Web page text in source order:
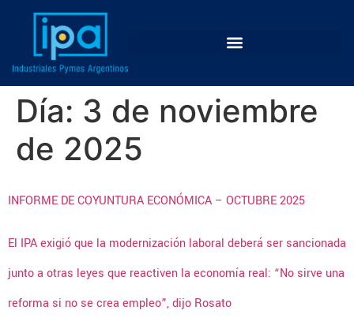
Día: 3 de noviembre
de 2025
INFORME DE COYUNTURA ECONÓMICA – OCTUBRE 2025
El IPA exigió que la modernización laboral deberá ser sancionada
junto a otras leyes que reactiven la economía real: “No sirve una
reforma si no se crea empleo”, dijo Rosato